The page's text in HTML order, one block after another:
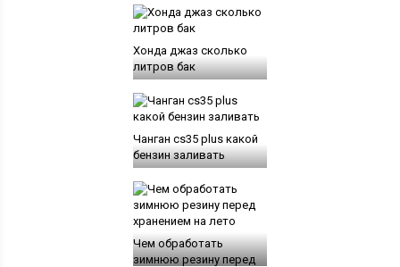
Хонда джаз сколько
литров бак
Чанган cs35 plus какой
бензин заливать
Чем обработать
зимнюю резину перед